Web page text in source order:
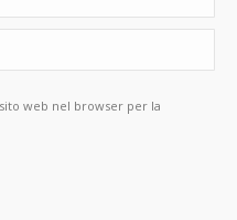
web nel browser per la